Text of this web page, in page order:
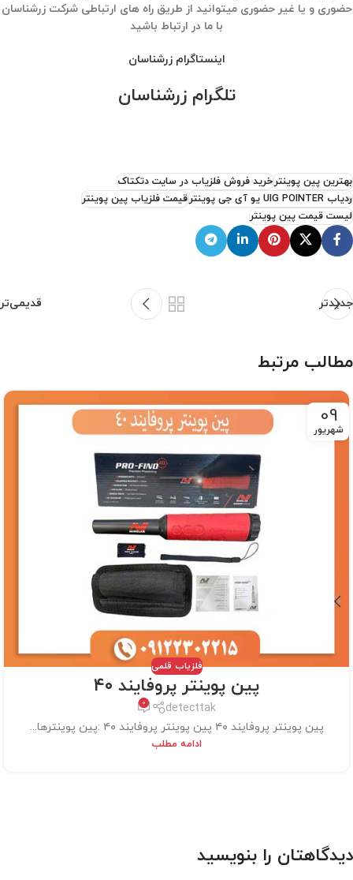
حضوری و یا غیر حضوری میتوانید از طریق راه های ارتباطی شرکت زرشناسان
با ما در ارتباط باشید
اینستاگرام زرشناسان
تلگرام زرشناسان
بهترین پین پوینترخرید فروش فلزیاب در سایت دتکتاک
ردیاب UIG POINTER یو آی جی پوینتر
قیمت فلزیاب پین پوینتر
لیست قیمت پین پوینتر
جدیدتر قدیمی‌تر
مطالب مرتبط
09
شهریور
فلزیاب قلمی
پین پوینتر پروفایند ۴۰
detecttak
0
پین پوینتر پروفایند ۴۰ پین پوینتر پروفایند ۴۰ :پین پوینترها...
ادامه مطلب
دیدگاهتان را بنویسید